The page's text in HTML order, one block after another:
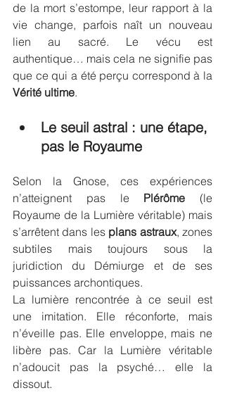
de la mort s’estompe, leur rapport à la
vie change, parfois naît un nouveau
lien au sacré. Le vécu est
authentique… mais cela ne signifie pas
Vérité ultime.
Le seuil astral : une étape,
pas le Royaume
Selon la Gnose, ces expériences
n’atteignent pas le Plérôme (le
Royaume de la Lumière véritable) mais
s’arrêtent dans les plans astraux, zones
subtiles mais toujours sous la
juridiction du Démiurge et de ses
puissances archontiques.
La lumière rencontrée à ce seuil est
une imitation. Elle réconforte, mais
n’éveille pas. Elle enveloppe, mais ne
libère pas. Car la Lumière véritable
n’adoucit pas la psyché… elle la
dissout.